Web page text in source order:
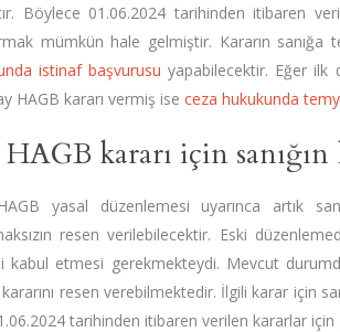
Böylece 01.06.2024 tarihinden itibaren
mümkün hale gelmiştir. Kararın
istinaf başvurusu yapabilecektir. Eğer ilk
HAGB kararı vermiş ise ceza hukukunda
kararı için sanığın
yasal düzenlemesi uyarınca artık
resen verilebilecektir. Eski
kabul etmesi gerekmekteydi. Mevcut
resen verebilmektedir. İlgili karar için
tarihinden itibaren verilen kararlar için